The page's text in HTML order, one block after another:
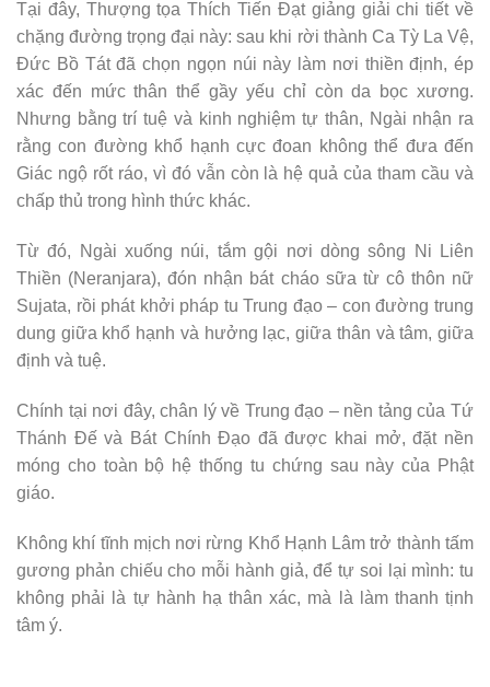
Tại đây, Thượng tọa Thích Tiến Đạt giảng giải chi tiết về
chặng đường trọng đại này: sau khi rời thành Ca Tỳ La Vệ,
Đức Bồ Tát đã chọn ngọn núi này làm nơi thiền định, ép
xác đến mức thân thể gầy yếu chỉ còn da bọc xương.
Nhưng bằng trí tuệ và kinh nghiệm tự thân, Ngài nhận ra
rằng con đường khổ hạnh cực đoan không thể đưa đến
Giác ngộ rốt ráo, vì đó vẫn còn là hệ quả của tham cầu và
chấp thủ trong hình thức khác.
Từ đó, Ngài xuống núi, tắm gội nơi dòng sông Ni Liên
Thiền (Neranjara), đón nhận bát cháo sữa từ cô thôn nữ
Sujata, rồi phát khởi pháp tu Trung đạo – con đường trung
dung giữa khổ hạnh và hưởng lạc, giữa thân và tâm, giữa
định và tuệ.
Chính tại nơi đây, chân lý về Trung đạo – nền tảng của Tứ
Thánh Đế và Bát Chính Đạo đã được khai mở, đặt nền
móng cho toàn bộ hệ thống tu chứng sau này của Phật
giáo.
Không khí tĩnh mịch nơi rừng Khổ Hạnh Lâm trở thành tấm
gương phản chiếu cho mỗi hành giả, để tự soi lại mình: tu
không phải là tự hành hạ thân xác, mà là làm thanh tịnh
tâm ý.